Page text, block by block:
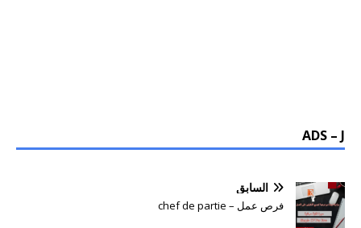
ADS – J
السابق
فرص عمل – chef de partie